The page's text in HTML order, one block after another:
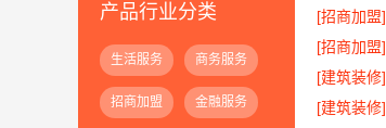
产品行业分类
生活服务 商务服务
招商加盟 金融服务
[招商加盟]
[招商加盟]
[建筑装修]
[建筑装修]